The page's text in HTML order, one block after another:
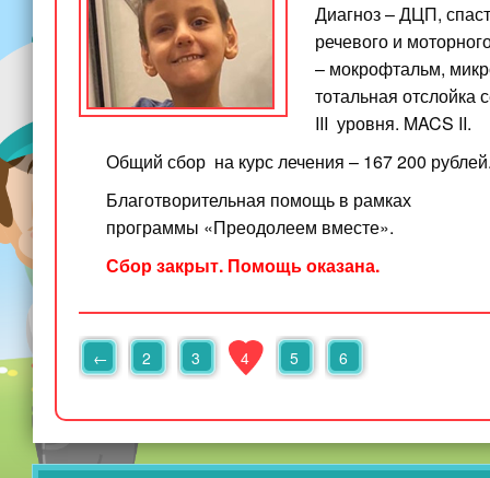
Диагноз – ДЦП,
речевого и
– мокрофтальм,
тотальная отслойка
III уровня. MACS II.
Общий сбор на курс лечения – 167 200
Благотворительная помощь в рамках
программы «Преодолеем вместе».
Сбор закрыт. Помощь оказана.
← 2 3 4 5 6